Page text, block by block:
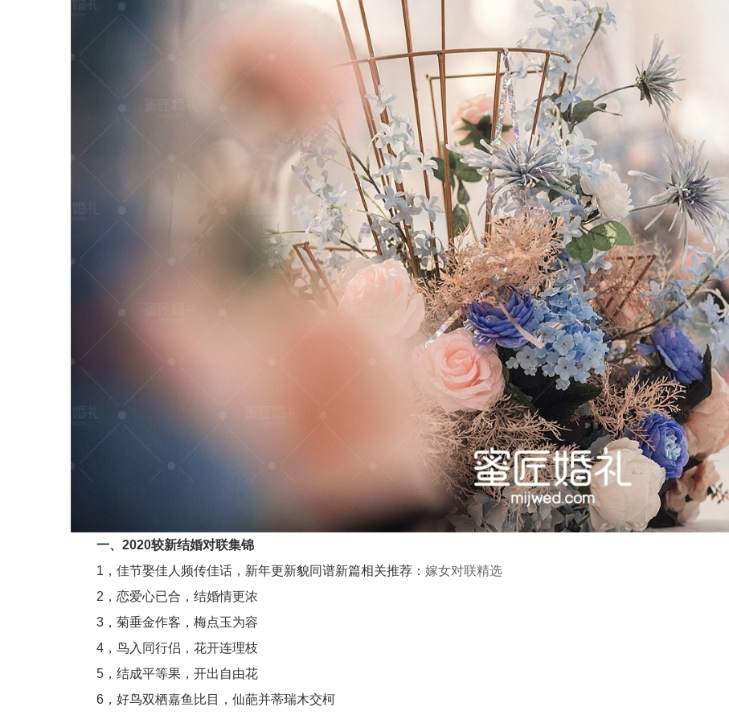
一、2020较新结婚对联集锦
1，佳节娶佳人频传佳话，新年更新貌同谱新篇相关推荐： 嫁女对联精选
2，恋爱心已合，结婚情更浓
3，菊垂金作客，梅点玉为容
4，鸟入同行侣，花开连理枝
5，结成平等果，开出自由花
6，好鸟双栖嘉鱼比目，仙葩并蒂瑞木交柯